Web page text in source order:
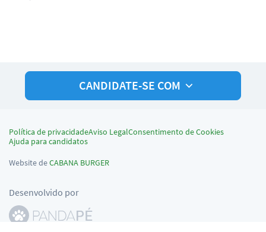
CANDIDATE-SE COM
Política de privacidadeAviso LegalConsentimento de Cookies
Ajuda para candidatos
Website deCABANA BURGER
Desenvolvido por